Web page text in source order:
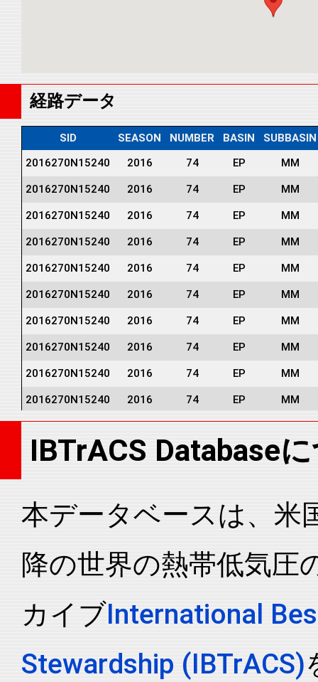
経路データ
SID SEASON NUMBER BASIN
SUBBASIN
2016270N15240
2016 74 EP MM
2016270N15240 2016 74 EP MM
2016270N15240 2016 74 EP MM
2016270N15240 2016 74 EP MM
2016270N15240 2016 74 EP MM
2016270N15240 2016 74 EP MM
2016270N15240 2016 74 EP MM
2016270N15240 2016 74 EP MM
2016270N15240 2016 74 EP MM
2016270N15240 2016 74 EP MM
2016270N15240 2016 74 EP MM
2016270N15240 2016 74 EP MM
2016270N15240 2016 74 EP MM
2016270N15240 EP MM
2016270N15240 2016 74 EP MM
2016270N15240 2016 74 EP MM
2016270N15240 2016 74 EP MM
IBTrACS Database
本データベースは、米
降の世界の熱帯低気圧
カイブInternational
Stewardship (IBTrACS)